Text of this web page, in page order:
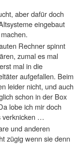
aber dafür doch
eingebaut
Rechner spinnt
zumal es mal
mal in die
aufgefallen. Beim
leider nicht, und auch
schon in der Box
lobe ich mir doch
verknicken …
und anderen
zügig wenn sie denn